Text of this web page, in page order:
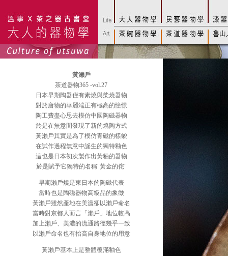
黃瀨戶
茶道器物365 -vol.27
日本早期陶器僅有素燒與柴燒器物
對於唐物的華麗端正有極高的憧憬
陶工費盡心思去模仿中國陶磁器物
於是在無意間發現了新的燒陶方式
黃瀨戶其實是為了模仿青磁的樣貌
在試作過程無意中誕生的獨特釉色
這也是日本初次製作出黃釉的器物
於是賦予它獨特的名稱"黃金的侘"
早期瀨戶燒是東日本的陶磁代表
當時也是陶磁器物高級品的象徵
黃瀨戶雖然產地在美濃卻以瀨戶命名
當時對京都人而言「瀨戶」地位較高
加上瀨戶、美濃的流通路徑幾乎一致
以瀨戶命名也有抬高自身地位的用意
黃瀨戶基本上是整體覆滿釉色